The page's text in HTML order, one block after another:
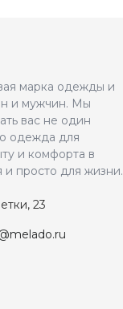
марка одежды и
и мужчин. Мы
вас не один
одежда для
и комфорта в
и просто для жизни.
23